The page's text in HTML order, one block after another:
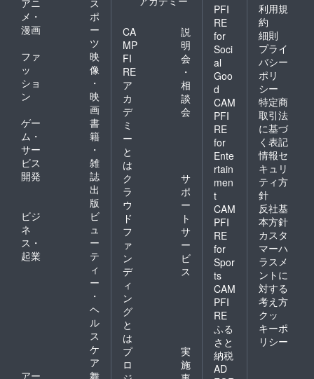
アニ
メ・
漫画
ス
ポ
ー
ツ
ファ
ッ
ショ
ン
映
像
・
映
画
ゲー
ム・
サー
ビス
開発
書
籍
・
雑
誌
出
版
ビジ
ネ
ス・
起業
ビ
ュ
ー
テ
ィ
ー
・
ヘ
ル
ス
ケ
ア
アー
舞
CA
MP
FI
RE
ア
カ
デ
ミ
ー
と
は
説
明
会
・
相
談
会
ク
ラ
ウ
ド
フ
ァ
ン
デ
ィ
ン
グ
と
は
サ
ポ
ー
ト
サ
ー
ビ
ス
プ
ロ
実
施
PFI
RE
for
Soci
al
Goo
d
CAM
PFI
RE
for
Ente
rtain
men
t
CAM
PFI
RE
for
Spor
ts
CAM
PFI
RE
ふる
さと
納税
AD
利用規
約
細則
プライ
バシー
ポリ
シー
特定商
取引法
に基づ
く表記
情報セ
キュリ
ティ方
針
反社基
本方針
カスタ
マーハ
ラスメ
ントに
対する
考え方
クッ
キーポ
リシー